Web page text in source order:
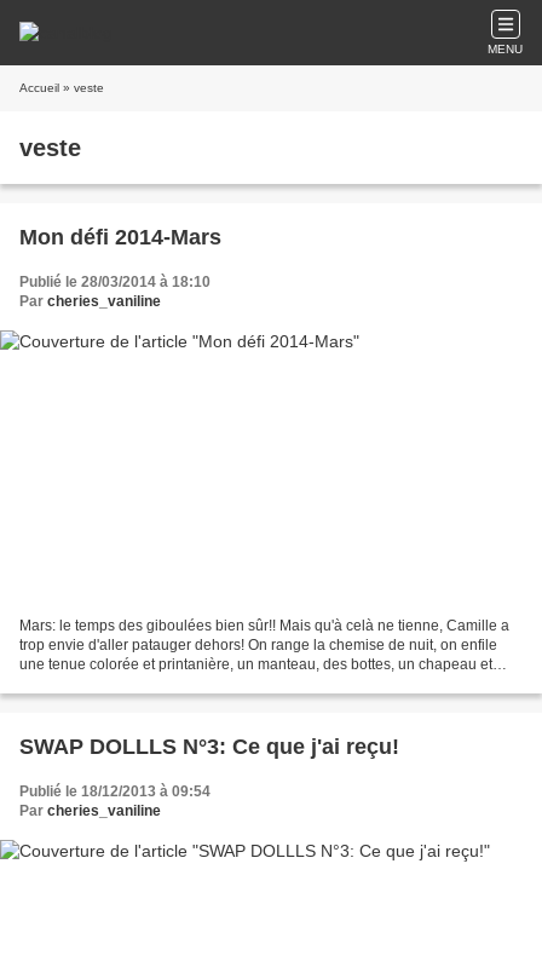
MENU
Accueil » veste
veste
Mon défi 2014-Mars
Publié le 28/03/2014 à 18:10
Par cheries_vaniline
Mars: le temps des giboulées bien sûr!! Mais qu'à celà ne tienne, Camille a
trop envie d'aller patauger dehors! On range la chemise de nuit, on enfile
une tenue colorée et printanière, un manteau, des bottes, un chapeau et
SWAP DOLLLS N°3: Ce que j'ai reçu!
Publié le 18/12/2013 à 09:54
Par cheries_vaniline